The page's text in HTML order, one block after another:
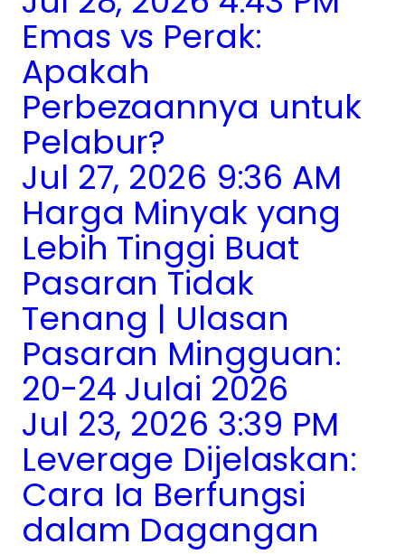
Emas vs Perak:
Apakah
Perbezaannya untuk
Pelabur?
Jul 27, 2026 9:36 AM
Harga Minyak yang
Lebih Tinggi Buat
Pasaran Tidak
Tenang | Ulasan
Pasaran Mingguan:
20-24 Julai 2026
Jul 23, 2026 3:39 PM
Leverage Dijelaskan:
Cara Ia Berfungsi
dalam Dagangan